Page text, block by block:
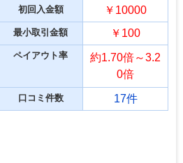
初回入金額 ￥10000
最小取引金額 ￥100
ペイアウト率
約1.70倍～3.2
0倍
口コミ件数 17件